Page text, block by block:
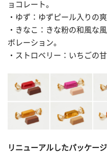
ョコレート。
・ゆず：ゆずピール入りの
・きなこ：きな粉の和風な
ボレーション。
・ストロベリー：いちごの
リニューアルしたパッケー